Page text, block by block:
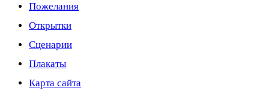
Пожелания
Открытки
Сценарии
Плакаты
Карта сайта